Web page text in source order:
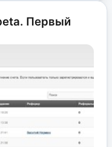
Первый